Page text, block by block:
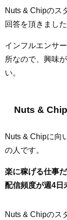
Nuts & Chipのス
回答を頂きました
インフルエンサ
所なので、興味
い。
Nuts &
Nuts & Chipに向
の人です。
楽に稼げる仕事
配信頻度が週4日
Nuts & Chipのス